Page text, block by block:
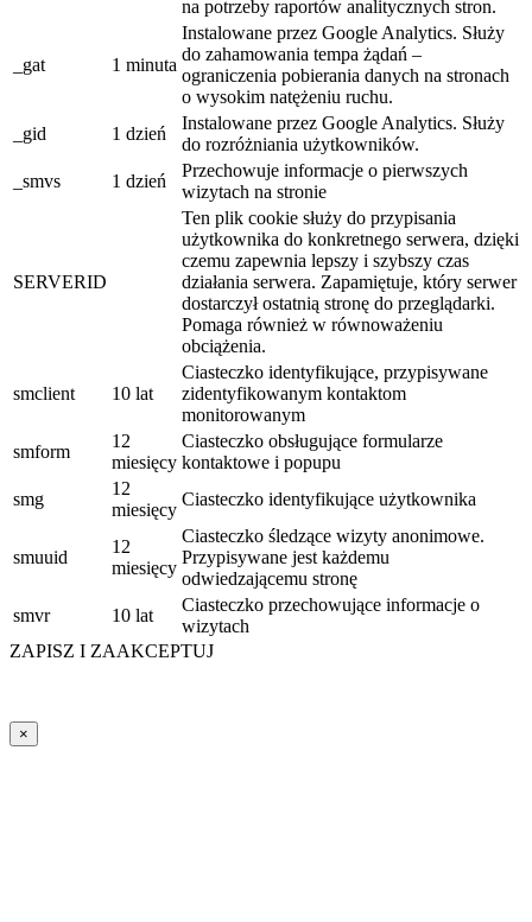
na potrzeby raportów analitycznych stron.
_gat 1 minuta
Instalowane przez Google Analytics. Służy
do zahamowania tempa żądań –
ograniczenia pobierania danych na stronach
o wysokim natężeniu ruchu.
_gid
1 dzień
Instalowane przez Google Analytics. Służy
do rozróżniania użytkowników.
_smvs
1 dzień
Przechowuje informacje o pierwszych
wizytach na stronie
SERVERID
Ten plik cookie służy do przypisania
użytkownika do konkretnego serwera, dzięki
czemu zapewnia lepszy i szybszy czas
działania serwera. Zapamiętuje, który serwer
dostarczył ostatnią stronę do przeglądarki.
Pomaga również w równoważeniu
obciążenia.
smclient 10 lat
Ciasteczko identyfikujące, przypisywane
zidentyfikowanym kontaktom
monitorowanym
smform
12
miesięcy
Ciasteczko obsługujące formularze
kontaktowe i popupu
smg
12
miesięcy
Ciasteczko identyfikujące użytkownika
smuuid
12
miesięcy
Ciasteczko śledzące wizyty anonimowe.
Przypisywane jest każdemu
odwiedzającemu stronę
smvr
10 lat
Ciasteczko przechowujące informacje o
wizytach
ZAPISZ I ZAAKCEPTUJ
×